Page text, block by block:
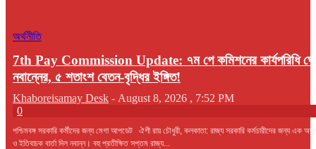
অর্থনীতি
7th Pay Commission Update: ৭ম পে কমিশনের কার্যপরিধি
নবান্নের, ৫ শতাংশ বেতন-বৃদ্ধির ইঙ্গিত!
Khaboreisamay Desk - August 8, 2026 , 7:52 PM
0
পশ্চিমবঙ্গ সরকারি কর্মীদের জন্য মেগা আপডেট ঐশী রায় চৌধুরী, কলকাতা: রাজ্য সরকারি কর্মচারীদের জন্য এক
ও ইতিবাচক বার্তা দিল নবান্ন। বহু প্রতীক্ষিত সপ্তম রাজ্য...